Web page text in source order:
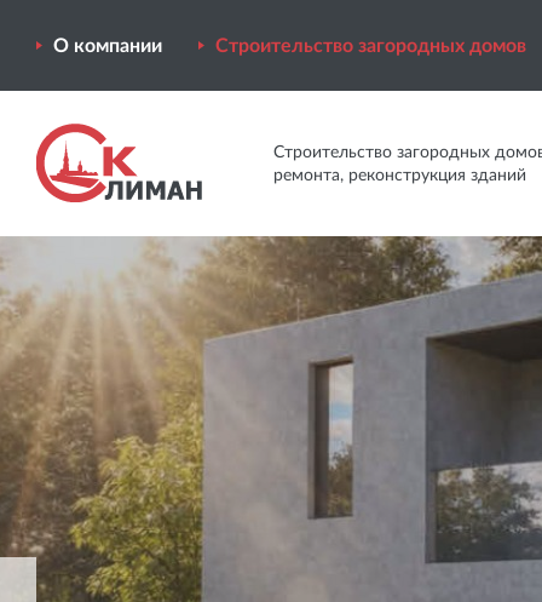
О компании Строительство загородных домов
Строительство загородных
ремонта, реконструкция зданий